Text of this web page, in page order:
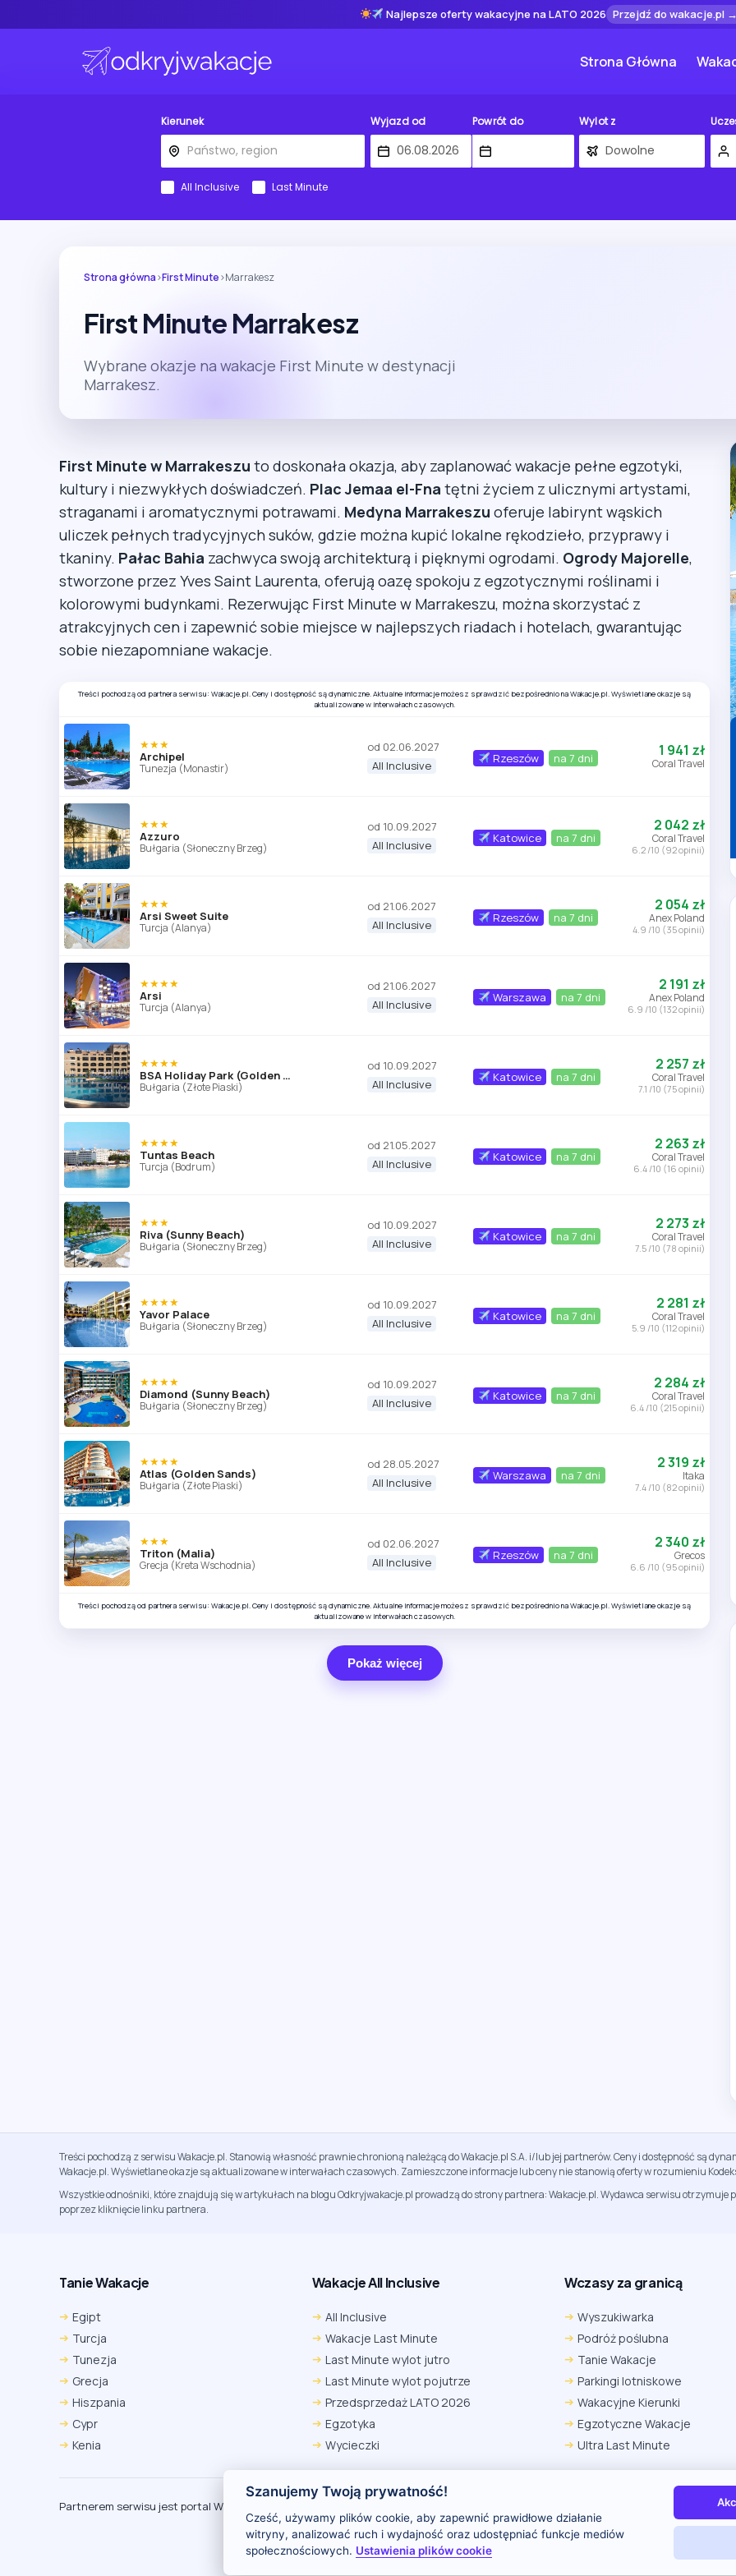
Najlepsze oferty wakacyjne na LATO 2026 Przejdź do wakacje.pl
Strona Główna
Kierunek Wyjazd od Powrót do Wylot z
All Inclusive Last Minute
Strona główna›First Minute›Marrakesz
First Minute Marrakesz
Wybrane okazje na wakacje First Minute w destynacji
Marrakesz.
First Minute w Marrakeszu to doskonała okazja, aby zaplanować wakacje pełne egzotyki,
kultury i niezwykłych doświadczeń. Plac Jemaa el-Fna tętni życiem z ulicznymi artystami,
straganami i aromatycznymi potrawami. Medyna Marrakeszu oferuje labirynt wąskich
uliczek pełnych tradycyjnych suków, gdzie można kupić lokalne rękodzieło, przyprawy i
tkaniny. Pałac Bahia zachwyca swoją architekturą i pięknymi ogrodami. Ogrody Majorelle,
stworzone przez Yves Saint Laurenta, oferują oazę spokoju z egzotycznymi roślinami i
kolorowymi budynkami. Rezerwując First Minute w Marrakeszu, można skorzystać z
atrakcyjnych cen i zapewnić sobie miejsce w najlepszych riadach i hotelach, gwarantując
sobie niezapomniane wakacje.
Treści pochodzą od partnera serwisu: Wakacje.pl. Ceny i dostępność są dynamiczne. Aktualne informacje możesz sprawdzić bezpośrednio na Wakacje.pl. Wyświetlane okazje są
aktualizowane w interwałach czasowych.
★★★
Archipel
Tunezja (Monastir)
od 02.06.2027
All Inclusive
Rzeszów na 7 dni 1 941 zł
Coral Travel
★★★
Azzuro
Bułgaria (Słoneczny Brzeg)
od 10.09.2027
All Inclusive
Katowice na 7 dni
2 042 zł
Coral Travel
6.2 /10 (92 opinii)
★★★
Arsi Sweet Suite
Turcja (Alanya)
od 21.06.2027
All Inclusive
Rzeszów na 7 dni
2 054 zł
Anex Poland
4.9 /10 (35 opinii)
★★★★
Arsi
Turcja (Alanya)
od 21.06.2027
All Inclusive
Warszawa na 7 dni
2 191 zł
Anex Poland
6.9 /10 (132 opinii)
★★★★
BSA Holiday Park (Golden Sands)
Bułgaria (Złote Piaski)
od 10.09.2027
All Inclusive
Katowice na 7 dni
2 257 zł
Coral Travel
7.1 /10 (75 opinii)
★★★★
Tuntas Beach
Turcja (Bodrum)
od 21.05.2027
All Inclusive
Katowice na 7 dni
2 263 zł
Coral Travel
6.4 /10 (16 opinii)
★★★
Riva (Sunny Beach)
Bułgaria (Słoneczny Brzeg)
od 10.09.2027
All Inclusive
Katowice na 7 dni
2 273 zł
Coral Travel
7.5 /10 (78 opinii)
★★★★
Yavor Palace
Bułgaria (Słoneczny Brzeg)
od 10.09.2027
All Inclusive
Katowice na 7 dni
2 281 zł
Coral Travel
5.9 /10 (112 opinii)
★★★★
Diamond (Sunny Beach)
Bułgaria (Słoneczny Brzeg)
od 10.09.2027
All Inclusive
Katowice na 7 dni
2 284 zł
Coral Travel
6.4 /10 (215 opinii)
★★★★
Atlas (Golden Sands)
Bułgaria (Złote Piaski)
od 28.05.2027
All Inclusive
Warszawa na 7 dni
2 319 zł
Itaka
7.4 /10 (82 opinii)
★★★
Triton (Malia)
Grecja (Kreta Wschodnia)
od 02.06.2027
All Inclusive
Rzeszów na 7 dni
2 340 zł
Grecos
6.6 /10 (95 opinii)
Treści pochodzą od partnera serwisu: Wakacje.pl. Ceny i dostępność są dynamiczne. Aktualne informacje możesz sprawdzić bezpośrednio na Wakacje.pl. Wyświetlane okazje są
aktualizowane w interwałach czasowych.
Pokaż więcej
Treści pochodzą z serwisu Wakacje.pl. Stanowią własność prawnie chronioną należącą do Wakacje.pl S.A. i/lub jej partnerów. Ceny i dostępność są
Wakacje.pl. Wyświetlane okazje są aktualizowane w interwałach czasowych. Zamieszczone informacje lub ceny nie stanowią oferty w rozumieniu
Wszystkie odnośniki, które znajdują się w artykułach na blogu Odkryjwakacje.pl prowadzą do strony partnera: Wakacje.pl. Wydawca serwisu
poprzez kliknięcie linku partnera.
Tanie Wakacje
Egipt
Turcja
Tunezja
Grecja
Hiszpania
Cypr
Kenia
Wakacje All Inclusive
All Inclusive
Wakacje Last Minute
Last Minute wylot jutro
Last Minute wylot pojutrze
Przedsprzedaż LATO 2026
Egzotyka
Wycieczki
Wczasy za granicą
Wyszukiwarka
Podróż poślubna
Tanie Wakacje
Parkingi lotniskowe
Wakacyjne Kierunki
Egzotyczne Wakacje
Ultra Last Minute
Partnerem serwisu jest portal Wakacje.pl
Szanujemy Twoją prywatność!
Cześć, używamy plików cookie, aby zapewnić prawidłowe działanie
witryny, analizować ruch i wydajność oraz udostępniać funkcje mediów
społecznościowych. Ustawienia plików cookie